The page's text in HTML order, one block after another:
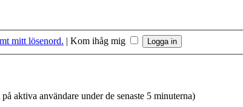
mitt lösenord. | Kom ihåg mig
aktiva användare under de senaste 5 minuterna)